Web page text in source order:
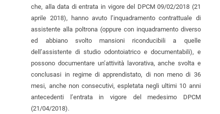
che, alla data di entrata in vigore del DPCM 09/02/2018 (21
aprile 2018), hanno avuto l’inquadramento contrattuale di
assistente alla poltrona (oppure con inquadramento diverso
ed abbiano svolto mansioni riconducibili a quelle
dell’assistente di studio odontoiatrico e documentabili), e
possono documentare un’attività lavorativa, anche svolta e
conclusasi in regime di apprendistato, di non meno di 36
mesi, anche non consecutivi, espletata negli ultimi 10 anni
antecedenti l’entrata in vigore del medesimo DPCM
(21/04/2018).